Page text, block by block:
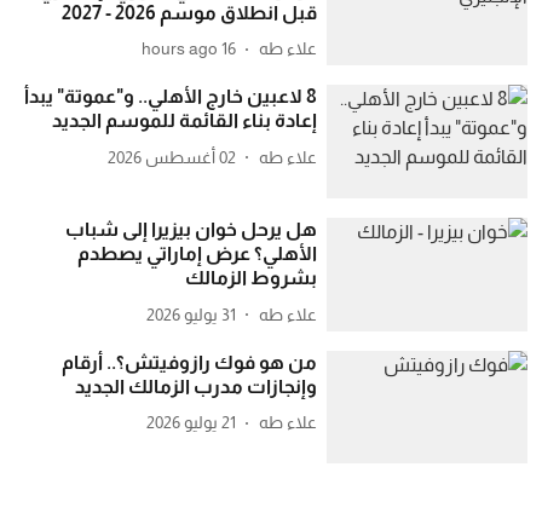
قبل انطلاق موسم 2026 - 2027
علاء طه 16 hours ago
8 لاعبين خارج الأهلي.. و"عموتة" يبدأ
إعادة بناء القائمة للموسم الجديد
علاء طه 02 أغسطس 2026
هل يرحل خوان بيزيرا إلى شباب
الأهلي؟ عرض إماراتي يصطدم
بشروط الزمالك
علاء طه 31 يوليو 2026
من هو فوك رازوفيتش؟.. أرقام
وإنجازات مدرب الزمالك الجديد
علاء طه 21 يوليو 2026